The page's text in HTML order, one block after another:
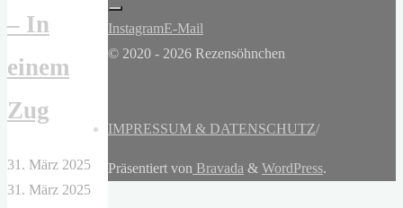
– In
einem
Zug
31. März 2025
31. März 2025
InstagramE-Mail
© 2020 - 2026 Rezensöhnchen
IMPRESSUM & DATENSCHUTZ/
Präsentiert von Bravada & WordPress.